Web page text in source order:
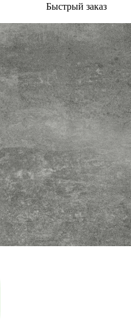
Быстрый заказ